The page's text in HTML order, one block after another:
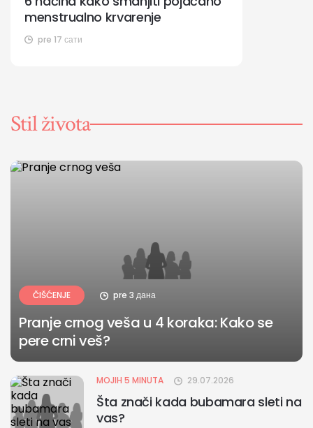
pre 17 сати
menstrualno krvarenje
Stil života
ČIŠĆENJE pre 3 дана
Pranje crnog veša u 4 koraka: Kako se
pere crni veš?
MOJIH 5 MINUTA 29.07.2026
Šta znači kada bubamara sleti na
vas?